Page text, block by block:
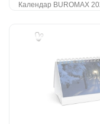
Календар BUROMAX